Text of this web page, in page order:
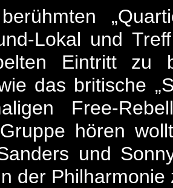
Lokal und
Eintritt zu
das britische
Free-
hören
und
der